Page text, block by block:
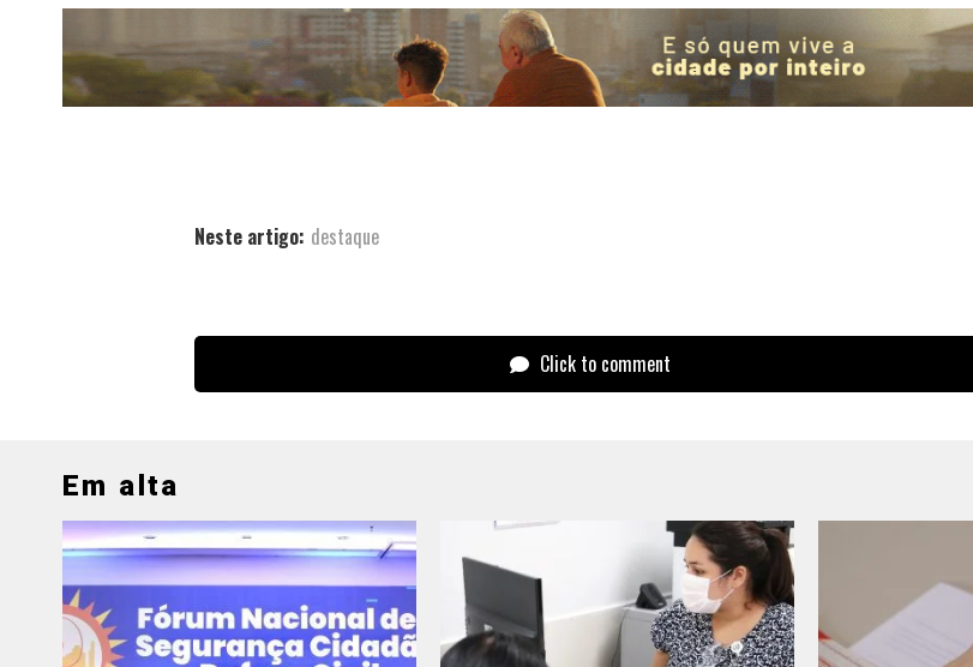
Neste artigo: destaque
Click to comment
Em alta